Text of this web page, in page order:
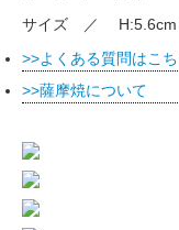
サイズ ／ H:5.6cm
よくある質問はこち
薩摩焼について